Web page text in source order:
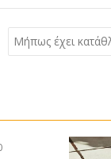
Μήπως έχει